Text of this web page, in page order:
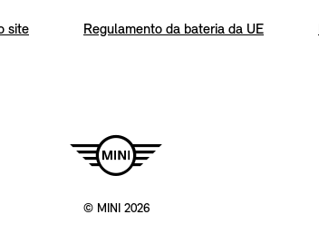
site Regulamento da bateria da UE
© MINI 2026